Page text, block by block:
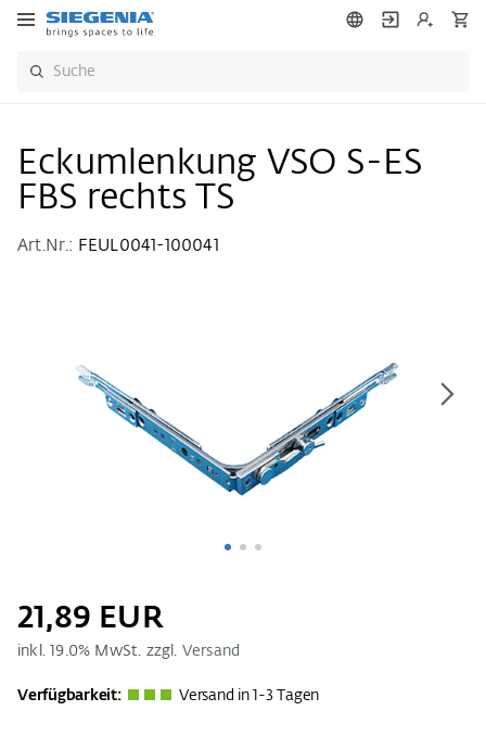
Eckumlenkung VSO S-ES
FBS rechts TS
Art.Nr.: FEUL0041-100041
21,89 EUR
inkl.19.0% MwSt. zzgl. Versand
Verfügbarkeit: Versand in 1-3 Tagen